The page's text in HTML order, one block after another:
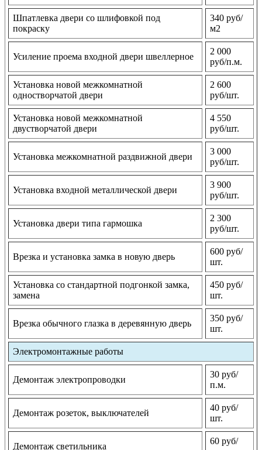
Шпатлевка двери со шлифовкой под
покраску
340 руб/
м2
Усиление проема входной двери швеллерное
2 000
руб/п.м.
Установка новой межкомнатной
одностворчатой двери
2 600
руб/шт.
Установка новой межкомнатной
двустворчатой двери
4 550
руб/шт.
Установка межкомнатной раздвижной двери
3 000
руб/шт.
Установка входной металлической двери
3 900
руб/шт.
Установка двери типа гармошка
2 300
руб/шт.
Врезка и установка замка в новую дверь
600 руб/
шт.
Установка со стандартной подгонкой замка,
замена
450 руб/
шт.
Врезка обычного глазка в деревянную дверь
350 руб/
шт.
Электромонтажные работы
Демонтаж электропроводки
30 руб/
п.м.
Демонтаж розеток, выключателей
40 руб/
шт.
Демонтаж светильника
60 руб/